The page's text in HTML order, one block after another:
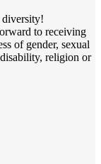
diversity!
to receiving
of gender, sexual
religion or